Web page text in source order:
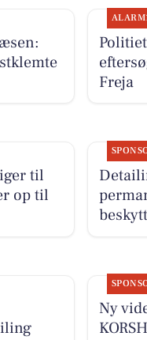
Freja
til
op til
Ny